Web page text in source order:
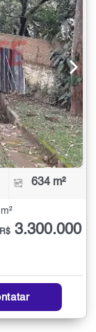
634 m²
R$ 3.300.000